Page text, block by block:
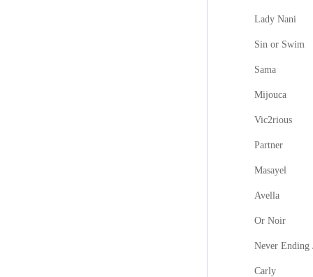
Lady Nani
Sin or Swim
Sama
Mijouca
Vic2rious
Partner
Masayel
Avella
Or Noir
Never Ending
Carly